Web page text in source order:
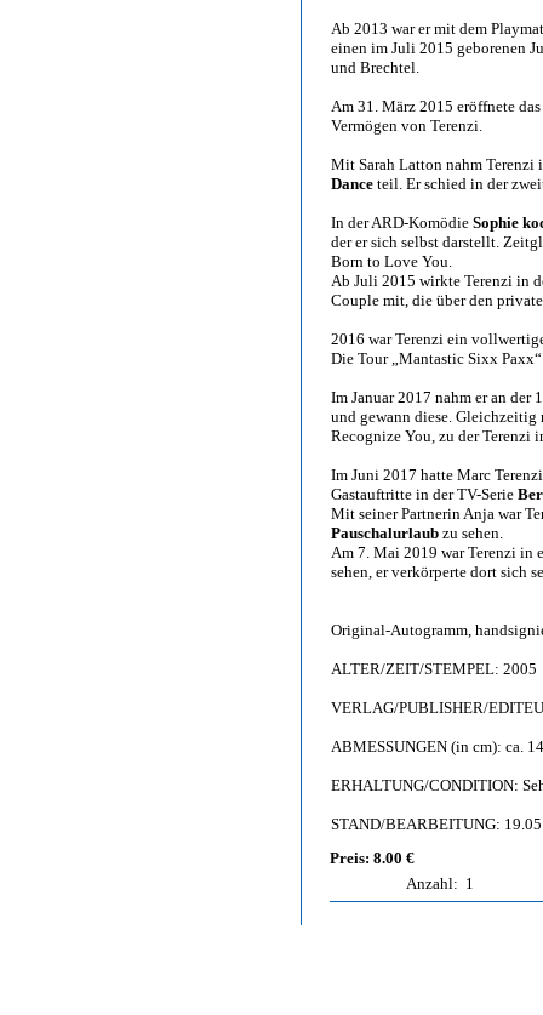
Ab 2013 war er mit dem
einen im Juli 2015 geborenen
und Brechtel.
Am 31. März 2015 eröffnete
Vermögen von Terenzi.
Mit Sarah Latton nahm Terenzi
Dance teil. Er schied in der
In der ARD-Komödie Sophie
der er sich selbst darstellt.
Born to Love You.
Ab Juli 2015 wirkte Terenzi in
Couple mit, die über den
2016 war Terenzi ein
Die Tour „Mantastic Sixx
Im Januar 2017 nahm er an der
und gewann diese. Gleichzeitig
Recognize You, zu der Terenzi
Im Juni 2017 hatte Marc
Gastauftritte in der TV-Serie
Mit seiner Partnerin Anja war
Pauschalurlaub zu sehen.
Am 7. Mai 2019 war Terenzi in
sehen, er verkörperte dort sich
Original-Autogramm,
ALTER/ZEIT/STEMPEL: 2005
VERLAG/PUBLISHER/
ABMESSUNGEN (in cm): ca.
ERHALTUNG/CONDITION:
STAND/BEARBEITUNG:
Preis: 8.00 €
Anzahl: 1